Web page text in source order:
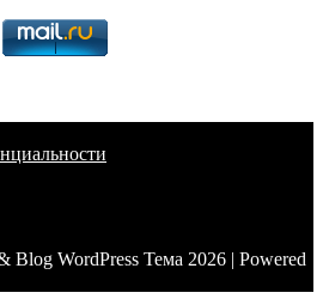
Blog WordPress Тема 2026 | Powered